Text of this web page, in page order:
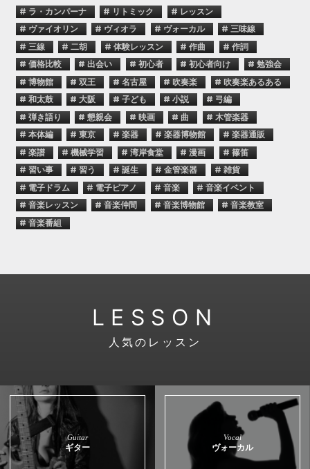
# ラ・カンパーナ
# リトミック
# レッスン
# ヴァイオリン
# ヴィオラ # ヴォーカル
# 三味線
# 三線
# 二胡 # 体験レッスン # 作曲
# 作詞
# 価格比較
# 出会い # 初心者 # 初心者向け
# 勉強会
# 博物館
# 双王 # 名古屋 # 吹奏楽
# 吹奏楽あるある
# 和太鼓
# 大阪 # 子ども # 小説
# 弓編
# 弾き語り
# 懇親会 # 映画 # 曲
# 木管楽器
# 本体編
# 東京 # 楽器 # 楽器博物館
# 楽器通販
# 楽譜
# 機械学習 # 湾岸食堂 # 漫画
# 篠笛
# 習い事
# 習う # 誕生 # 金管楽器
# 雑貨
# 電子ドラム
# 電子ピアノ # 音楽
# 音楽イベント
# 音楽レッスン
# 音楽仲間 # 音楽博物館
# 音楽教室
# 音楽番組
LESSON
人気のレッスン
Guitar
ギター
Vocal
ヴォーカル